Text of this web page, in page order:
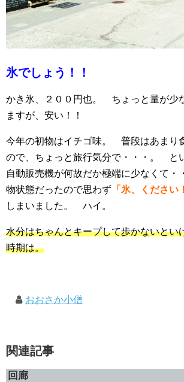
氷でしょう！！
かき氷、２００円也。 ちょっと量が少
ますが、安い！！
今年の初物はイチゴ味。 普段はあまり
ので、ちょっと旅行気分で・・・。 と
自動販売機が何故だか極端に少なくて・
物状態だったので思わず 「氷、ください
しまいました。 ハイ。
水分はちゃんとキープして歩かないとい
時期は。
おおさか小僧
関連記事
回廊